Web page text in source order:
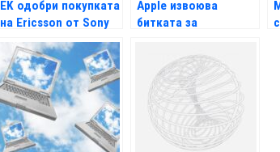
EK одобри покупката
на Ericsson от Sony
Apple извоюва
битката за
отключване